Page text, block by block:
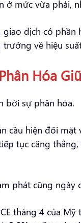
ở mức vừa phải,
dịch có
về hiệu
Hóa
bởi sự phân hóa.
cầu hiện đối
tục căng
phát cũng ngày
tháng 4 của Mỹ